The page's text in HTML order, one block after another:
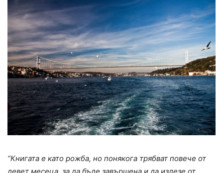
“Книгата е като рожба, но понякога трябват повече от